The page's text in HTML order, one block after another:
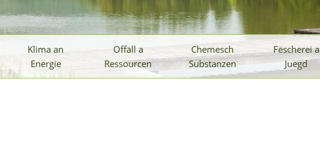
Klima an
Energie
Offäll a
Ressourcen
Chemesch
Substanzen
Fëscherei a
Juegd